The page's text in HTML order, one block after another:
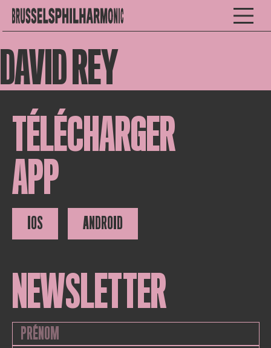
DAVID REY
TÉLÉCHARGER
APP
IOS ANDROID
NEWSLETTER